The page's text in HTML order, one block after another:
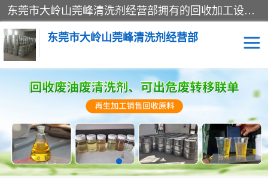
东莞市大岭山莞峰清洗剂经营部拥有的回收加工设备，大量废油回收、废清洗剂回收、废溶剂油回收、机械废油废清洗剂回收、废碳氢回收、碳氢液压油回收、碳氢二氯回收等废清洗剂处理；我们只是提供废旧化工原料的循环使用存放点，执行正规的存放，有正规的回收资质处理。同时我们公司批发零售回收级清洗剂，脱模油再生基础油，质量保证。
东莞市大岭山莞峰清洗剂经营部
废清洗剂回收
废溶剂油回收 机械废油废清洗剂回收
废碳氢回收 碳氢液压油回收